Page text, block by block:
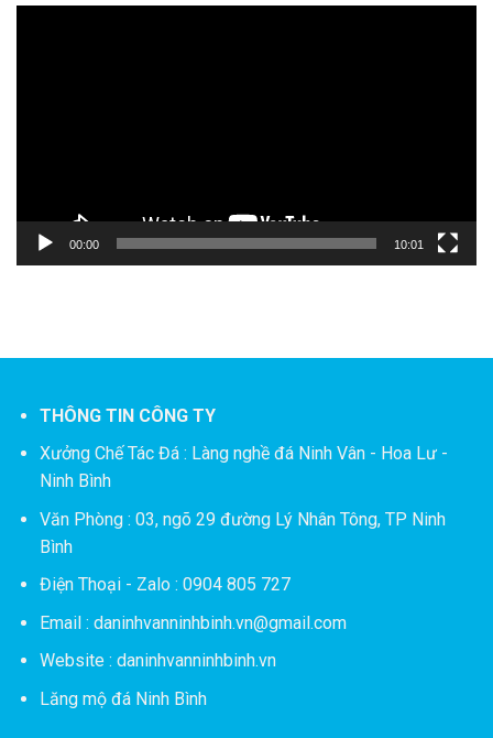
00:00 10:01
THÔNG TIN CÔNG TY
Xưởng Chế Tác Đá : Làng nghề đá Ninh Vân - Hoa Lư -
Ninh Bình
Văn Phòng : 03, ngõ 29 đường Lý Nhân Tông, TP Ninh
Bình
Điện Thoại - Zalo : 0904 805 727
Email : daninhvanninhbinh.vn@gmail.com
Website : daninhvanninhbinh.vn
Lăng mộ đá Ninh Bình